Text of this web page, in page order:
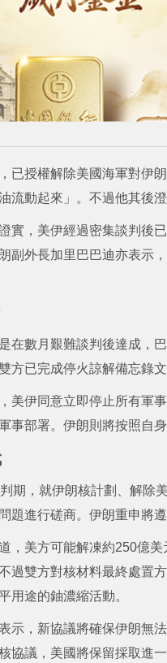
已授權解除美國海軍對伊
流動起來」。不過他其後
實，美伊經過密集談判後
副外長加里巴巴迪亦表示
在數月艱難談判後達成，
方已完成停火諒解備忘錄
美伊同意立即停止所有軍
事部署。伊朗則將按照自
期，就伊朗核計劃、解除
題進行磋商。伊朗重申將
，美方可能解凍約250億
過雙方對核材料最終處置
用途的鈾濃縮活動。
示，新協議將確保伊朗無
協議，美國將保留採取進一